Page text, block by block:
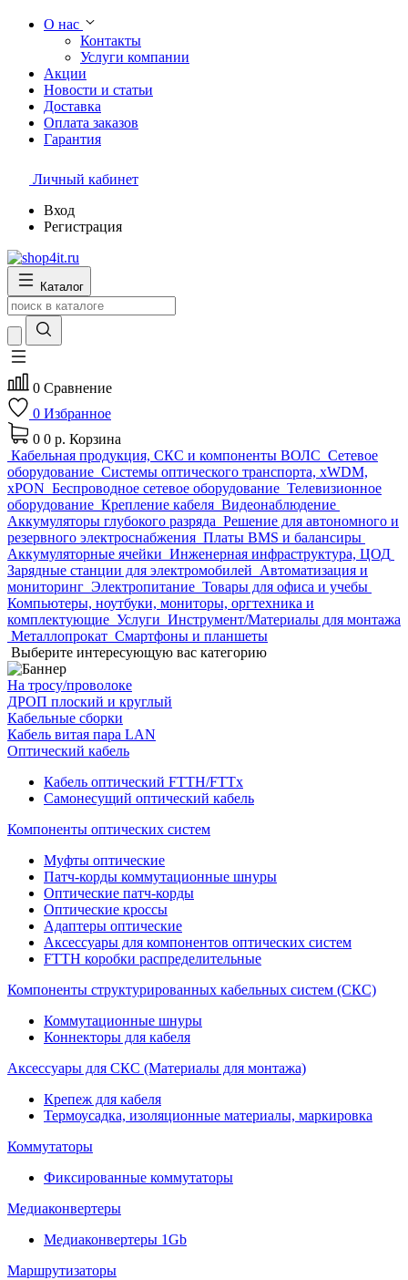
О нас
Контакты
Услуги компании
Акции
Новости и статьи
Доставка
Оплата заказов
Гарантия
Личный кабинет
Вход
Регистрация
Каталог
0 Сравнение
0 Избранное
0 0 р. Корзина
Кабельная продукция, СКС и компоненты ВОЛС Сетевое
оборудование Системы оптического транспорта, xWDM,
xPON Беспроводное сетевое оборудование Телевизионное
оборудование Крепление кабеля Видеонаблюдение
Аккумуляторы глубокого разряда Решение для автономного и
резервного электроснабжения Платы BMS и балансиры
Аккумуляторные ячейки Инженерная инфраструктура, ЦОД
Зарядные станции для электромобилей Автоматизация и
мониторинг Электропитание Товары для офиса и учебы
Компьютеры, ноутбуки, мониторы, оргтехника и
комплектующие Услуги Инструмент/Материалы для монтажа
Металлопрокат Смартфоны и планшеты
Выберите интересующую вас категорию
На тросу/проволоке
ДРОП плоский и круглый
Кабельные сборки
Кабель витая пара LAN
Оптический кабель
Кабель оптический FTTH/FTTx
Самонесущий оптический кабель
Компоненты оптических систем
Муфты оптические
Патч-корды коммутационные шнуры
Оптические патч-корды
Оптические кроссы
Адаптеры оптические
Аксессуары для компонентов оптических систем
FTTH коробки распределительные
Компоненты структурированных кабельных систем (СКС)
Коммутационные шнуры
Коннекторы для кабеля
Аксессуары для СКС (Материалы для монтажа)
Крепеж для кабеля
Термоусадка, изоляционные материалы, маркировка
Коммутаторы
Фиксированные коммутаторы
Медиаконвертеры
Медиаконвертеры 1Gb
Маршрутизаторы